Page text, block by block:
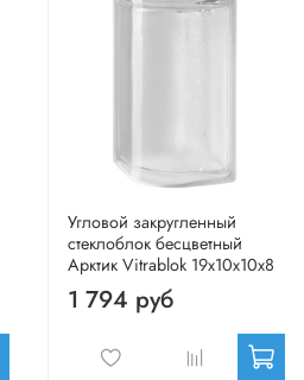
Угловой закругленный
стеклоблок бесцветный
Арктик Vitrablok 19x10x10x8
1 794 руб